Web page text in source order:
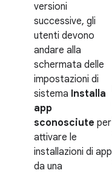
versioni
successive, gli
utenti devono
andare alla
schermata delle
impostazioni di
sistema Installa
app
sconosciute per
attivare le
installazioni di app
da una